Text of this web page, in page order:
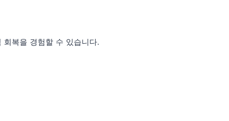
복을 경험할 수 있습니다.